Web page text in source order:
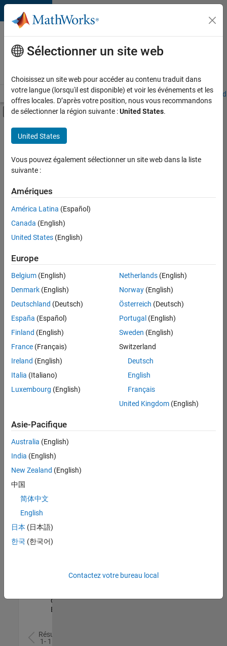
Passer au contenu
Votre
carrière
chez
Accueil Explorer nos opportunités Adresses de nos bureaux
Activer/désactiver l'affichage du menu
Contenu principal
FILTRER PAR
Programme destiné aux nouvelles carrières (EDG)
Applications et outils commerciaux
Infrastructure et architecture
Enregistrer
sélectionnées
Les
descriptions
poste
n’ont
pas
été
traduites.
Effectuez
lieu
pour
l’ensemble
des
opportunités
votre
région.
Senior Software Quality Engineer
Senior
Engineer
qualité |
Expérimenté(e)
Résultats
1- 1 de
Sélectionner un site web
Choisissez un site web pour accéder au contenu traduit dans
votre langue (lorsqu'il est disponible) et voir les événements et les
offres locales. D’après votre position, nous vous recommandons
de sélectionner la région suivante :United States.
United States
Vous pouvez également sélectionner un site web dans la liste
suivante :
Amériques
América Latina (Español)
Canada (English)
United States (English)
Europe
Belgium (English)
Denmark (English)
Deutschland (Deutsch)
España (Español)
Finland (English)
France (Français)
Ireland (English)
Italia (Italiano)
Luxembourg (English)
Netherlands(English)
Norway(English)
Österreich (Deutsch)
Portugal (English)
Sweden (English)
Switzerland
Deutsch
English
Français
United Kingdom(English)
Asie-Pacifique
Australia (English)
India (English)
New Zealand (English)
中国
简体中文
English
日本 (日本語)
한국 (한국어)
Contactez votre bureau local